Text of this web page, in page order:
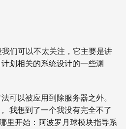
们可以不太关注，它主要是讲
划相关的系统设计的一些渊
可以被应用到除服务器之外。
我想到了一个我没有完全不了
里开始：阿波罗月球模块指导系